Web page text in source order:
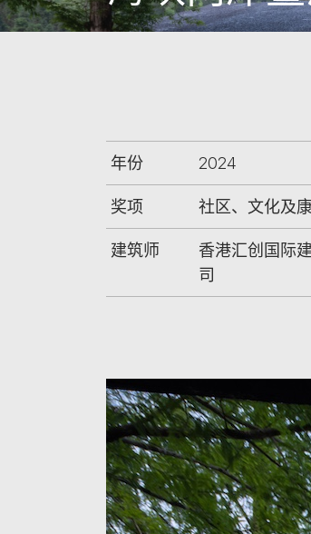
年份 2024
奖项 社区、文化及
建筑师
香港汇创国际
司